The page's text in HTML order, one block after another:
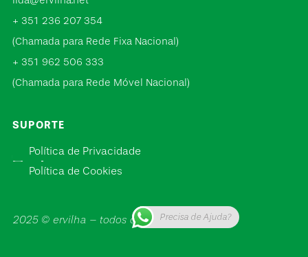
+ 351 236 207 354
(Chamada para Rede Fixa Nacional)
+ 351 962 506 333
(Chamada para Rede Móvel Nacional)
SUPORTE
Política de Privacidade
Política de Cookies
2025 © ervilha – todos os direitos reservados
Precisa de Ajuda?